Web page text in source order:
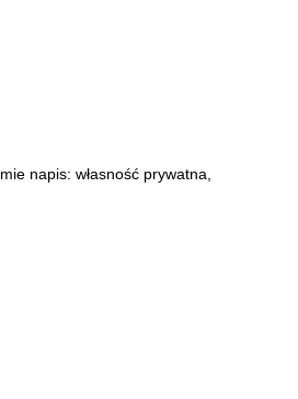
napis: własność prywatna,